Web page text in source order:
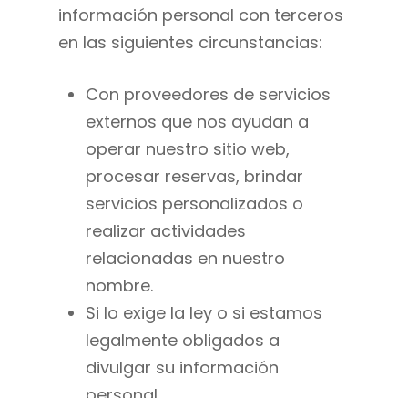
información personal con terceros
en las siguientes circunstancias:
Con proveedores de servicios
externos que nos ayudan a
operar nuestro sitio web,
procesar reservas, brindar
servicios personalizados o
realizar actividades
relacionadas en nuestro
nombre.
Si lo exige la ley o si estamos
legalmente obligados a
divulgar su información